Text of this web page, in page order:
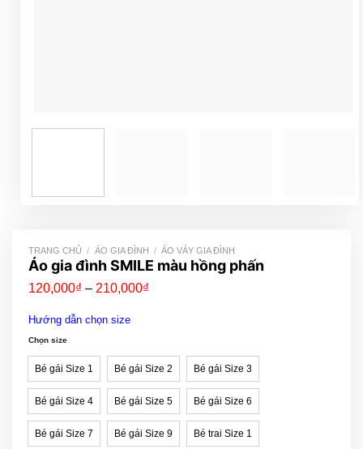
TRANG CHỦ / ÁO GIA ĐÌNH / ÁO VÁY GIA ĐÌNH
Áo gia đình SMILE màu hồng phấn
120,000₫ – 210,000₫
Hướng dẫn chọn size
Chọn size
Bé gái Size 1 Bé gái Size 2 Bé gái Size 3
Bé gái Size 4 Bé gái Size 5 Bé gái Size 6
Bé gái Size 7 Bé gái Size 9 Bé trai Size 1